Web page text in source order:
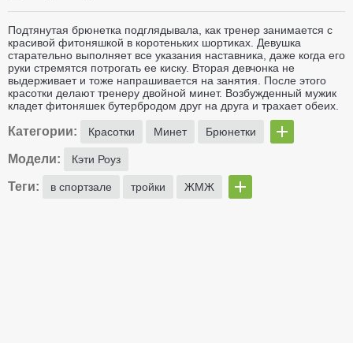
Подтянутая брюнетка подглядывала, как тренер занимается с
красивой фитоняшкой в коротеньких шортиках. Девушка
старательно выполняет все указания наставника, даже когда его
руки стремятся потрогать ее киску. Вторая девчонка не
выдерживает и тоже напрашивается на занятия. После этого
красотки делают тренеру двойной минет. Возбужденный мужик
кладет фитоняшек бутербродом друг на друга и трахает обеих.
Категории: Красотки Минет Брюнетки
Модели: Кэти Роуз
Теги: в спортзале тройки ЖМЖ